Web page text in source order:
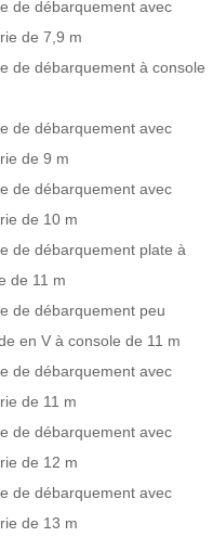
de débarquement avec
de 7,9 m
de débarquement à console
de débarquement avec
de 9 m
de débarquement avec
de 10 m
de débarquement plate à
de 11 m
de débarquement peu
en V à console de 11 m
de débarquement avec
de 11 m
de débarquement avec
de 12 m
de débarquement avec
de 13 m